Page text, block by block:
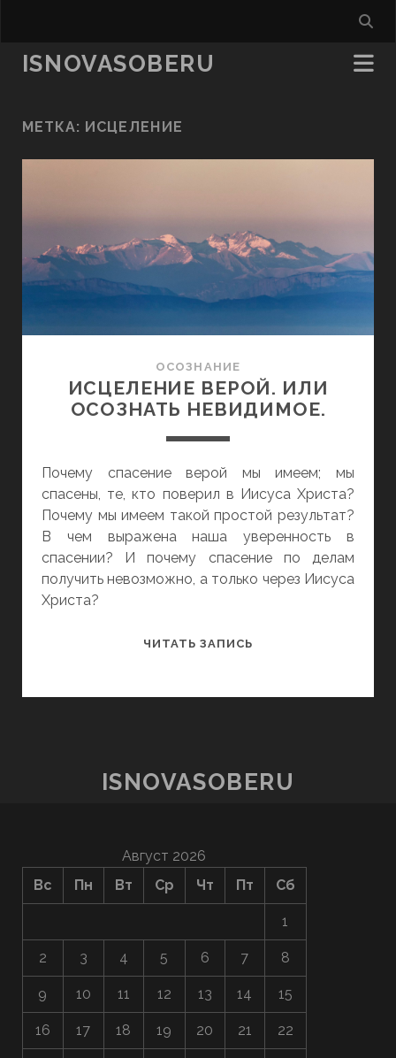
ISNOVASOBERU
МЕТКА: ИСЦЕЛЕНИЕ
ОСОЗНАНИЕ
ИСЦЕЛЕНИЕ ВЕРОЙ. ИЛИ
ОСОЗНАТЬ НЕВИДИМОЕ.
Почему спасение верой мы имеем; мы
спасены, те, кто поверил в Иисуса Христа?
Почему мы имеем такой простой результат?
В чем выражена наша уверенность в
спасении? И почему спасение по делам
получить невозможно, а только через Иисуса
Христа?
ЧИТАТЬ ЗАПИСЬ
ISNOVASOBERU
Август 2026
Вс
Пн Вт Ср Чт Пт Сб
1
2 3 4 5 6 7 8
9 10 11 12 13 14 15
16 17 18 19 20 21 22